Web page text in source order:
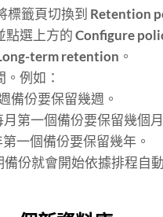
標籤頁切換到 Retention
點選上方的Configure
term retention 。
例如：
備份要保留幾週。
月第一個備份要保留幾個月
第一個備份要保留幾年。
備份就會開始依據排程自